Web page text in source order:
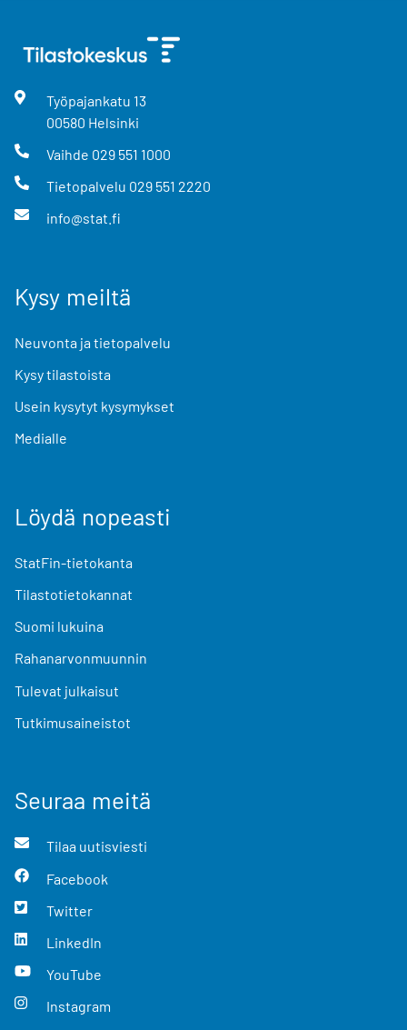
Työpajankatu 13
00580 Helsinki
Vaihde 029 551 1000
Tietopalvelu 029 551 2220
info@stat.fi
Kysy meiltä
Neuvonta ja tietopalvelu
Kysy tilastoista
Usein kysytyt kysymykset
Medialle
Löydä nopeasti
StatFin-tietokanta
Tilastotietokannat
Suomi lukuina
Rahanarvonmuunnin
Tulevat julkaisut
Tutkimusaineistot
Seuraa meitä
Tilaa uutisviesti
Facebook
Twitter
LinkedIn
YouTube
Instagram